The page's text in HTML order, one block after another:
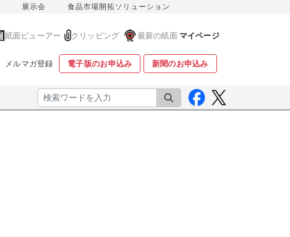
展示会 食品市場開拓ソリューション
紙面ビューアー クリッピング 最新の紙面 マイページ
メルマガ登録 電子版のお申込み 新聞のお申込み
検索